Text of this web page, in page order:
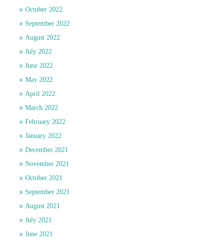
October 2022
September 2022
August 2022
July 2022
June 2022
May 2022
April 2022
March 2022
February 2022
January 2022
December 2021
November 2021
October 2021
September 2021
August 2021
July 2021
June 2021